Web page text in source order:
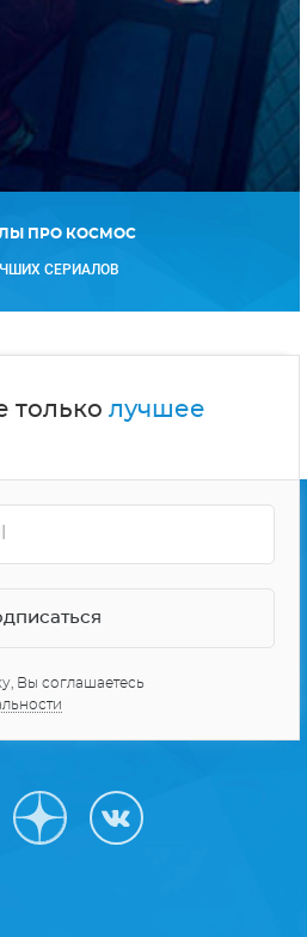
ПРО КОСМОС
СЕРИАЛОВ
только лучшее
Вы соглашаетесь